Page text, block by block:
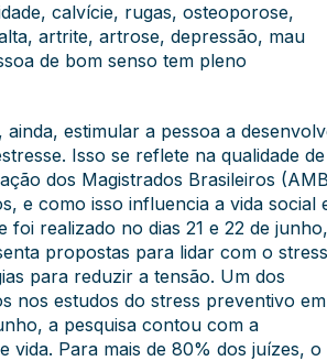
calvície, rugas, osteoporose,
artrite, artrose, depressão, mau
de bom senso tem pleno
estimular a pessoa a
Isso se reflete na qualidade de
dos Magistrados Brasileiros
e como isso influencia a vida social
realizado no dias 21 e 22 de
propostas para lidar com o stress
para reduzir a tensão. Um dos
nos estudos do stress preventivo em
a pesquisa contou com a
vida. Para mais de 80% dos juízes, o